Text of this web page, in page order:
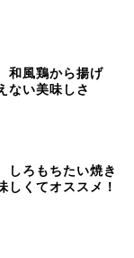
和風鶏から揚げ
ない美味しさ
ろもちたい焼き
しくてオススメ！